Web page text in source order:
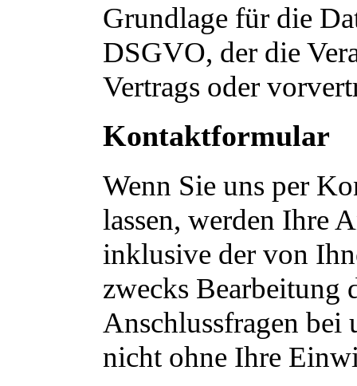
Grundlage für die
DSGVO, der die
Vertrags oder
Kontaktformular
Wenn Sie uns per
lassen, werden Ihre
inklusive der von
zwecks Bearbeitung
Anschlussfragen bei
nicht ohne Ihre